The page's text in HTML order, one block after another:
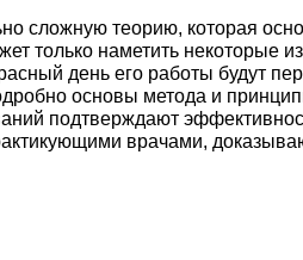
сложную теорию, которая
только наметить некоторые
день его работы будут
основы метода и
подтверждают
врачами,